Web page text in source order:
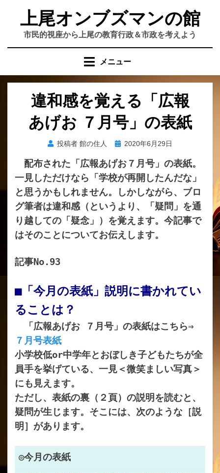
上尾オンブズマンの館
市民的視座から上尾の教育行政＆市政を考えよう
メニュー
違和感を覚える「広報
あげお ７月号」の表紙
投稿者 館の住人
投
日:
2020年6月29日
配布された「広報あげお７月号」の表紙。
一見しただけなら「学校が再開したんだな」
と思うかもしれません。しかしながら、ブロ
グ筆者は違和感（というより、「疑問」を通
り越しての「疑念」）を覚えます。今記事で
はそのことについてお伝えします。
記事No.93
■「今月の表紙」説明に書かれてい
ることは？
「広報あげお ７月号」の表紙はこちら⇒
７月号表紙
小学校低or中学年とおぼしき子どもたちが全
員手を挙げている、一見＜微笑ましい写真＞
にも見えます。
ただし、表紙の裏（２頁）の説明を読むと、
疑問が生じます。そこには、次のような［説
明］があります。
◎今月の表紙